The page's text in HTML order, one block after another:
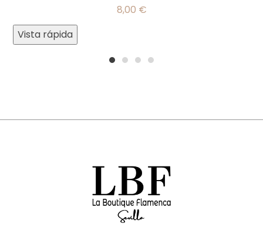
8,00 €
Vista rápida